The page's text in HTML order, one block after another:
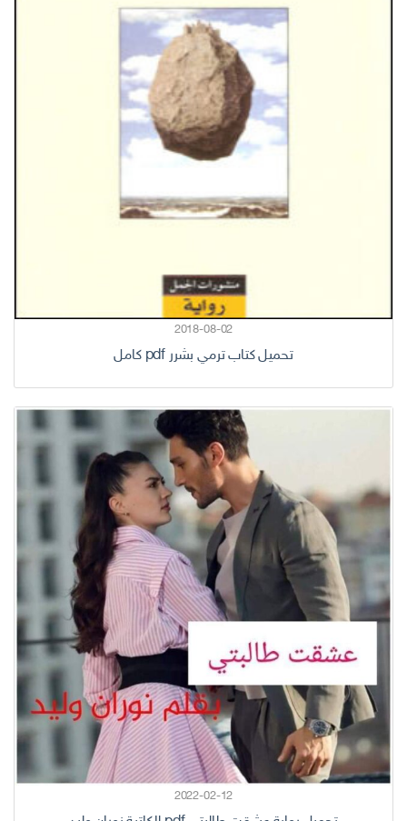
2018-08-02
تحميل كتاب ترمي بشرر pdf كامل
2022-02-12